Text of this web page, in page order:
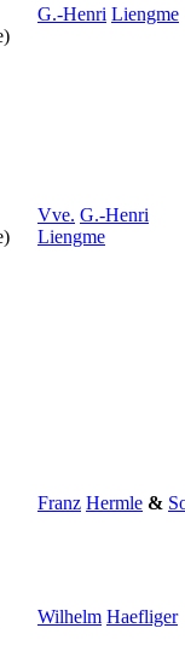
G.-Henri Liengme
Vve. G.-Henri
Liengme
Franz Hermle &
Wilhelm Haefliger